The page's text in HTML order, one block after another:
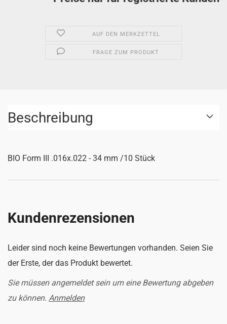
AUF DEN MERKZETTEL
FRAGE ZUM PRODUKT
Beschreibung
BIO Form III .016x.022 - 34 mm /10 Stück
Kundenrezensionen
Leider sind noch keine Bewertungen vorhanden. Seien Sie
der Erste, der das Produkt bewertet.
Sie müssen angemeldet sein um eine Bewertung abgeben
zu können. Anmelden